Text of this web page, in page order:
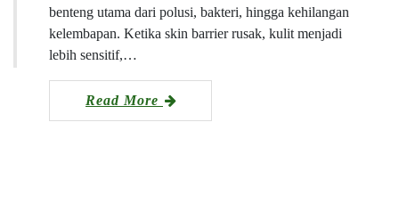
benteng utama dari polusi, bakteri, hingga kehilangan
kelembapan. Ketika skin barrier rusak, kulit menjadi
lebih sensitif,…
Read More